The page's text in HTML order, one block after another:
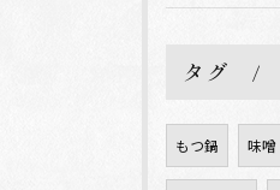
タグ
もつ鍋 味噌